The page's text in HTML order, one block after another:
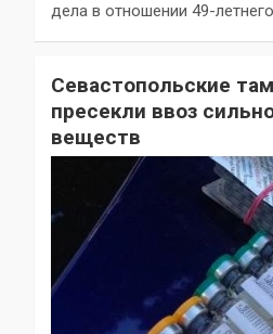
дела в отношении 49-
Севастопольские
пресекли ввоз
веществ